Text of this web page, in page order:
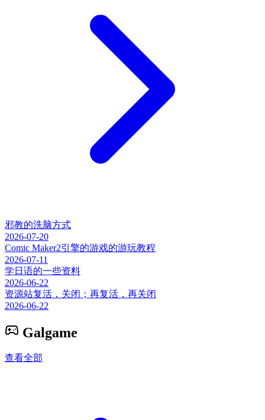
邪教的洗脑方式
2026-07-20
Comic Maker2引擎的游戏的游玩教程
2026-07-11
学日语的一些资料
2026-06-22
资源站复活，关闭；再复活，再关闭
2026-06-22
Galgame
查看全部